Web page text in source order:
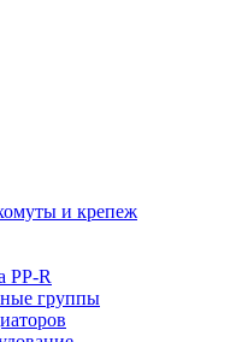
и крепеж
PP-R
группы